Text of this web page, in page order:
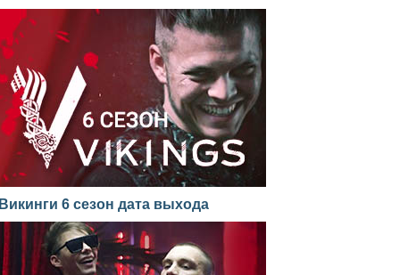
Викинги 6 сезон дата выхода